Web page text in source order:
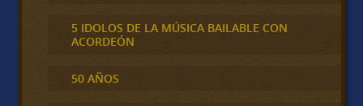
5 IDOLOS DE LA MÚSICA BAILABLE CON
ACORDEÓN
50 AÑOS